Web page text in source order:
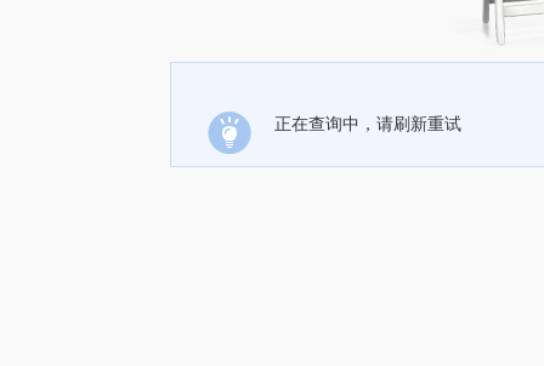
正在查询中，请刷新重试